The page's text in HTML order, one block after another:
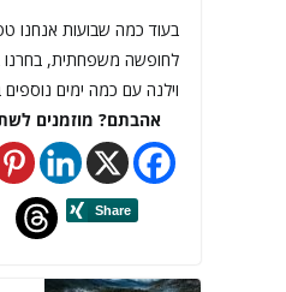
בעוד כמה שבועות אנחנו
לחופשה משפחתית, בחרנו
וילנה עם כמה ימים נוספים
אהבתם? מוזמנים